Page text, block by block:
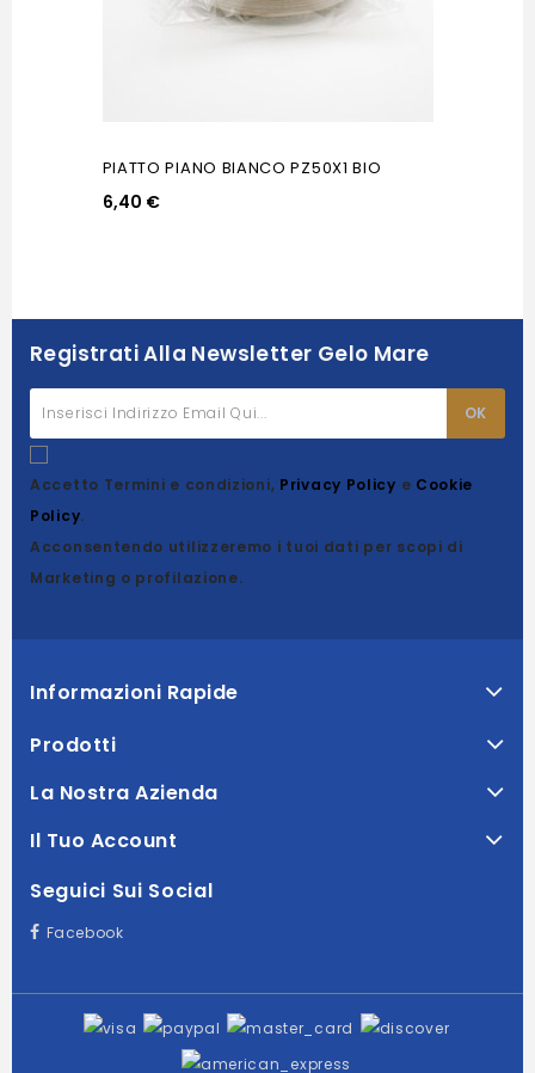
PIATTO PIANO BIANCO PZ50X1 BIO
6,40 €
Registrati Alla Newsletter Gelo Mare
Accetto Termini e condizioni, Privacy Policy e Cookie
Policy.
Acconsentendo utilizzeremo i tuoi dati per scopi di
Marketing o profilazione.
Informazioni Rapide
Prodotti
La Nostra Azienda
Il Tuo Account
Seguici Sui Social
Facebook